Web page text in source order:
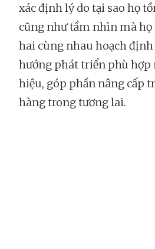
xác định lý do tại sao họ
cũng như tầm nhìn mà họ
hai cùng nhau hoạch
hướng phát triển phù hợp
hiệu, góp phần nâng cấp
hàng trong tương lai.